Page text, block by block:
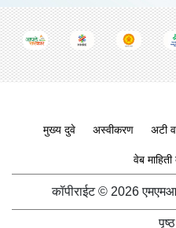
Footer menu
मुख्य दुवे अस्वीकरण अटी व
वेब
कॉपीराईट © 2026